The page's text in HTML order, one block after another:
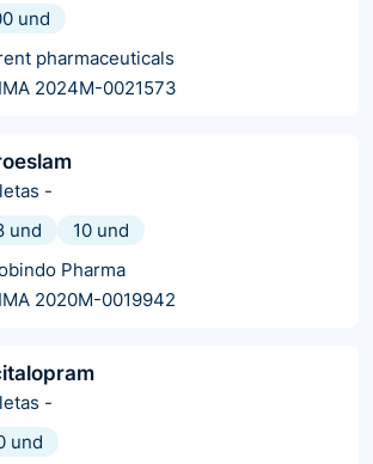
und
pharmaceuticals
2024M-0021573
-
und
10 und
Pharma
2020M-0019942
-
und